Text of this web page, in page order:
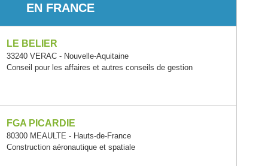
EN FRANCE
LE BELIER
33240 VERAC - Nouvelle-Aquitaine
Conseil pour les affaires et autres conseils de gestion
FGA PICARDIE
80300 MEAULTE - Hauts-de-France
Construction aéronautique et spatiale